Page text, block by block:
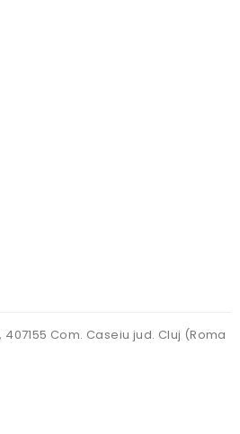
407155 Com. Caseiu jud. Cluj (Roma